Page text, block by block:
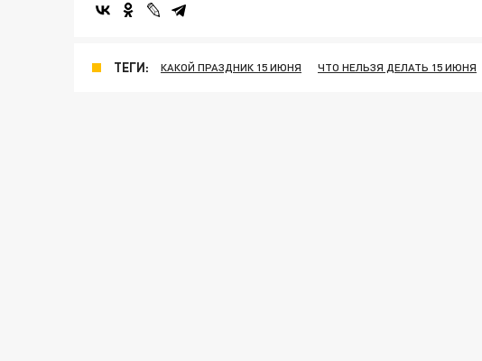
ТЕГИ: КАКОЙ ПРАЗДНИК 15 ИЮНЯ ЧТО НЕЛЬЗЯ ДЕЛАТЬ 15 ИЮНЯ